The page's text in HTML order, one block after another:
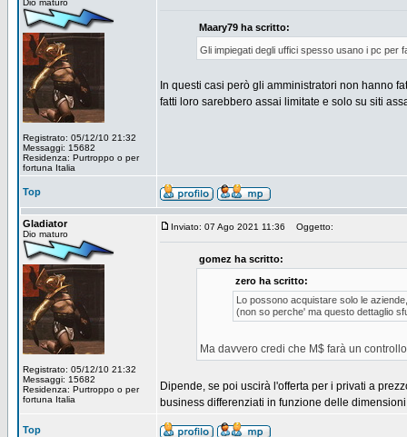
Dio maturo
Registrato: 05/12/10 21:32
Messaggi: 15682
Residenza: Purtroppo o per
fortuna Italia
Maary79 ha scritto:
Gli impiegati degli uffici spesso usano i pc per
In questi casi però gli amministratori non hanno
fatti loro sarebbero assai limitate e solo su siti
Top
Gladiator
Dio maturo
Registrato: 05/12/10 21:32
Messaggi: 15682
Residenza: Purtroppo o per
fortuna Italia
Inviato: 07 Ago 2021 11:36 Oggetto:
gomez ha scritto:
zero ha scritto:
Lo possono acquistare solo le
(non so perche' ma questo dettaglio
Ma davvero credi che M$ farà un
Dipende, se poi uscirà l'offerta per i privati a
business differenziati in funzione delle
Top